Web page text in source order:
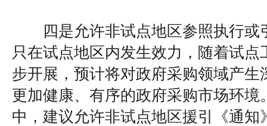
四是允许非试点地区参照执行或
只在试点地区内发生效力，随着试点
步开展，预计将对政府采购领域产生
更加健康、有序的政府采购市场环境
中，建议允许非试点地区援引《通知